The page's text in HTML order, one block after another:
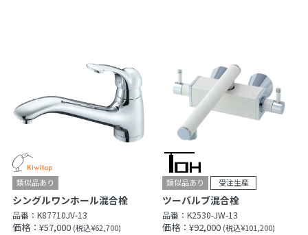
シングルワンホール混合栓
品番： K87710JV-13
価格：¥57,000 (税込¥62,700)
ツーバルブ混合栓
品番：K2530-JW-13
価格：¥92,000 (税込¥101,200)